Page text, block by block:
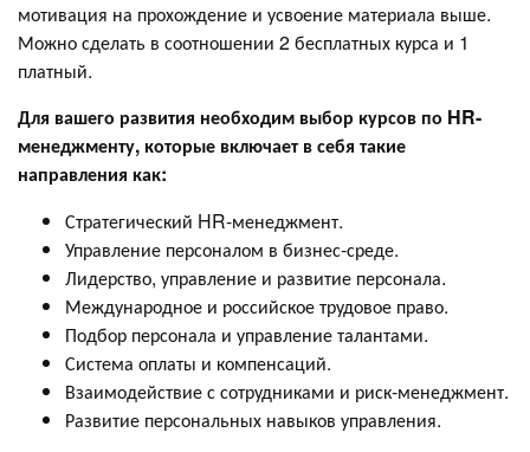
мотивация на прохождение и усвоение материала выше.
Можно сделать в соотношении 2 бесплатных курса и 1
платный.
Для вашего развития необходим выбор курсов по HR-
менеджменту, которые включает в себя такие
направления как:
Стратегический HR-менеджмент.
Управление персоналом в бизнес-среде.
Лидерство, управление и развитие персонала.
Международное и российское трудовое право.
Подбор персонала и управление талантами.
Система оплаты и компенсаций.
Взаимодействие с сотрудниками и риск-менеджмент.
Развитие персональных навыков управления.